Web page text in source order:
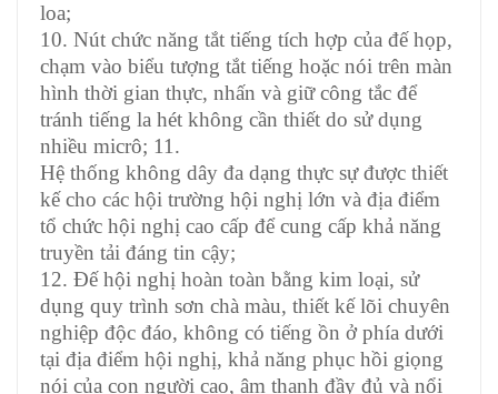
loa;
10. Nút chức năng tắt tiếng tích hợp của đế họp,
chạm vào biểu tượng tắt tiếng hoặc nói trên màn
hình thời gian thực, nhấn và giữ công tắc để
tránh tiếng la hét không cần thiết do sử dụng
nhiều micrô; 11.
Hệ thống không dây đa dạng thực sự được thiết
kế cho các hội trường hội nghị lớn và địa điểm
tổ chức hội nghị cao cấp để cung cấp khả năng
truyền tải đáng tin cậy;
12. Đế hội nghị hoàn toàn bằng kim loại, sử
dụng quy trình sơn chà màu, thiết kế lõi chuyên
nghiệp độc đáo, không có tiếng ồn ở phía dưới
tại địa điểm hội nghị, khả năng phục hồi giọng
nói của con người cao, âm thanh đầy đủ và nổi